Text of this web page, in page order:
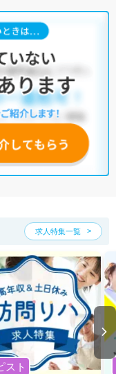
条件が人気です。
・借り上げ住宅あり
だわり条件」から検索
能です。
ご希望条件をヒアリン
条件をピックアップし
求人特集一覧
スト